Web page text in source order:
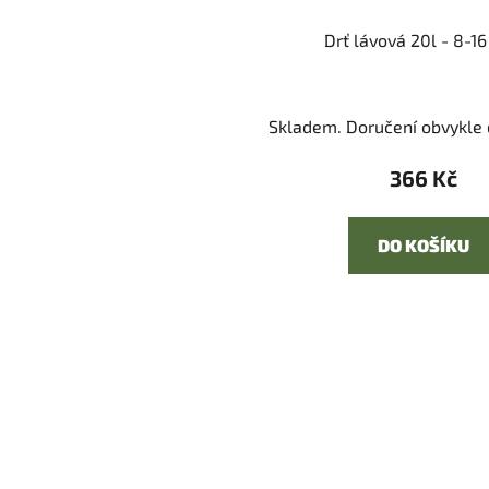
Drť lávová 20l - 8-
Skladem. Doručení obvykle
366 Kč
DO KOŠÍKU